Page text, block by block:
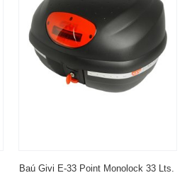
Baú Givi E-33 Point Monolock 33 Lts.